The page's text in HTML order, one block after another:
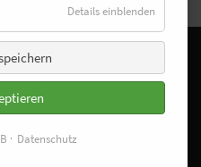
Instagram
Details einblenden
Datenschutz